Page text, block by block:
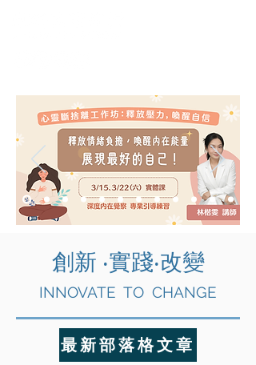
創新 ‧實踐‧改變
INNOVATE TO CHANGE
最新部落格文章